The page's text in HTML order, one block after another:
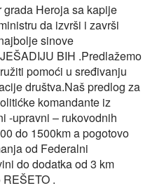
Heroja sa kapije
da izvrši i završi
sinove
BIH .Predlažemo
pomoći u sređivanju
društva.Naš predlog za
komandante iz
-upravni – rukovodnih
do 1500km a pogotovo
od Federalni
do dodatka od 3 km
.